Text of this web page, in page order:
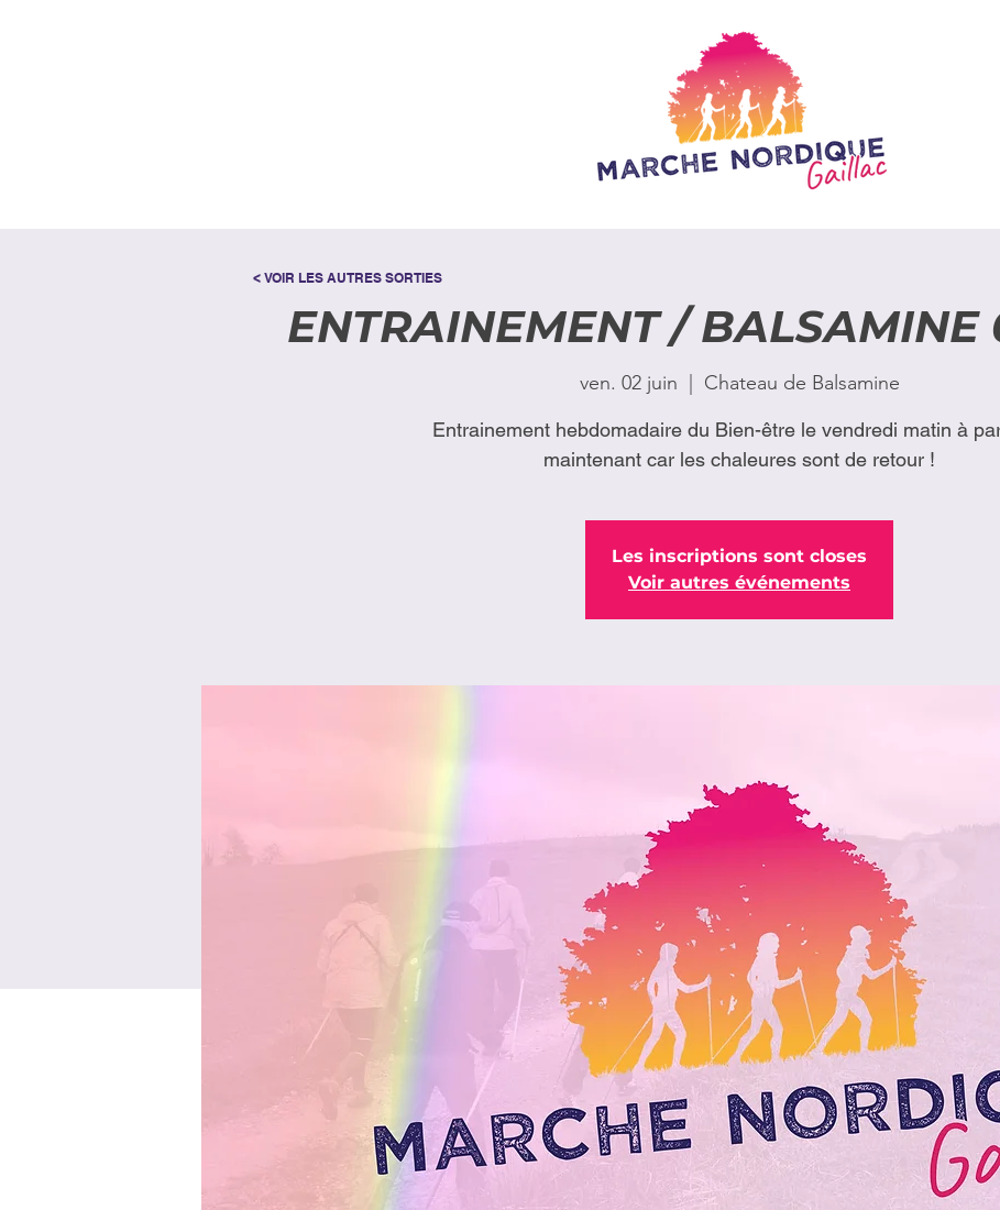
ENTRAINEMENT /
ven. 02 juin Chateau de Balsamine
Entrainement hebdomadaire du Bien-être le vendredi matin à
Les inscriptions sont closes
Voir autres événements
< VOIR LES AUTRES SORTIES